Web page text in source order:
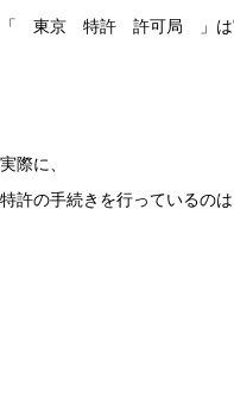
「 東京 特許 許可局 」は
実際に、
特許の手続きを行っているの